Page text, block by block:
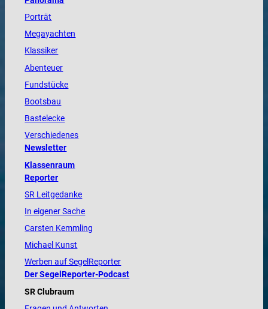
Porträt
Megayachten
Klassiker
Abenteuer
Fundstücke
Bootsbau
Bastelecke
Verschiedenes
Newsletter
Klassenraum
Reporter
SR Leitgedanke
In eigener Sache
Carsten Kemmling
Michael Kunst
Werben auf SegelReporter
Der SegelReporter-Podcast
SR Clubraum